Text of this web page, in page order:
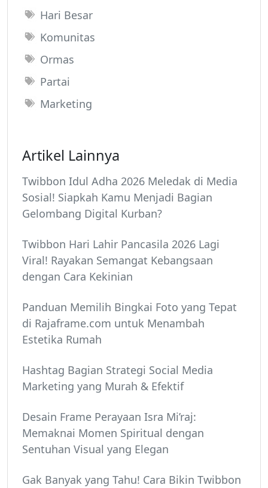
Hari Besar
Komunitas
Ormas
Partai
Marketing
Artikel Lainnya
Twibbon Idul Adha 2026 Meledak di Media
Sosial! Siapkah Kamu Menjadi Bagian
Gelombang Digital Kurban?
Twibbon Hari Lahir Pancasila 2026 Lagi
Viral! Rayakan Semangat Kebangsaan
dengan Cara Kekinian
Panduan Memilih Bingkai Foto yang Tepat
di Rajaframe.com untuk Menambah
Estetika Rumah
Hashtag Bagian Strategi Social Media
Marketing yang Murah & Efektif
Desain Frame Perayaan Isra Mi’raj:
Memaknai Momen Spiritual dengan
Sentuhan Visual yang Elegan
Gak Banyak yang Tahu! Cara Bikin Twibbon